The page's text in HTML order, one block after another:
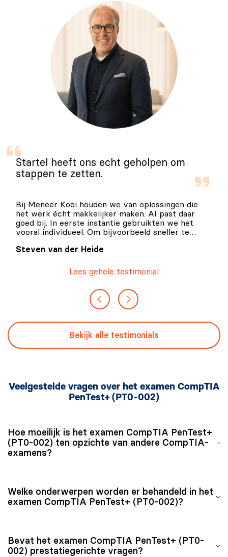
Startel heeft ons echt geholpen om
stappen te zetten.
Bij Meneer Kooi houden we van oplossingen die
het werk écht makkelijker maken. AI past daar
goed bij. In eerste instantie gebruikten we het
vooral individueel. Om bijvoorbeeld sneller te
versnellen. Maar de echte winst zit natuurlijk in
Steven van der Heide
Lees gehele testimonial
Bekijk alle testimonials
Veelgestelde vragen over het examen CompTIA
PenTest+ (PT0-002)
Hoe moeilijk is het examen CompTIA PenTest+
(PT0-002) ten opzichte van andere CompTIA-
examens?
uitdagender beschouwd dan bijvoorbeeld
het examen CompTIA Security+
, omdat het examen
Welke onderwerpen worden er behandeld in het
examen CompTIA PenTest+ (PT0-002)?
de volgende vijf domeinen behandeld:
Bevat het examen CompTIA PenTest+ (PT0-
002) prestatiegerichte vragen?